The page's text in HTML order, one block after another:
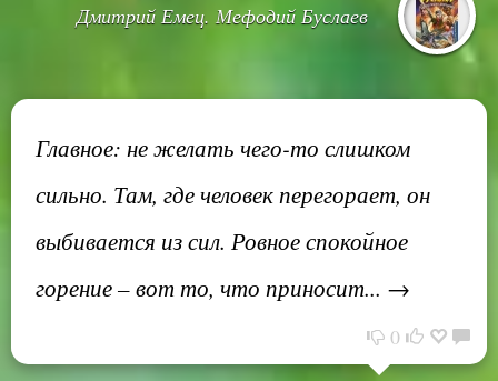
Дмитрий Емец. Мефодий Буслаев
Главное: не желать чего-то слишком
сильно. Там, где человек перегорает, он
выбивается из сил. Ровное спокойное
горение – вот то, что приносит... →
0